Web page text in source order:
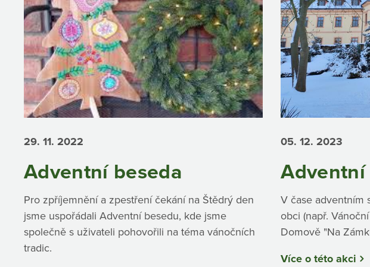
29. 11. 2022
Adventní beseda
Pro zpříjemnění a zpestření čekání na Štědrý den
jsme uspořádali Adventní besedu, kde jsme
společně s uživateli pohovořili na téma vánočních
tradic.
05. 12.2023
Adventní
V čase adventním
obci (např.
Domově "Na
Více o této akci